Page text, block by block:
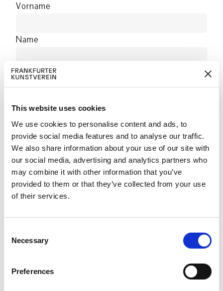
This website uses cookies
We use cookies to personalise content and ads, to
provide social media features and to analyse our traffic.
We also share information about your use of our site with
our social media, advertising and analytics partners who
may combine it with other information that you’ve
provided to them or that they’ve collected from your use
of their services.
Necessary
Preferences
Vorname
Name
Firma
Addresse
Postleitzahl
Ort
E-mail
Telefon